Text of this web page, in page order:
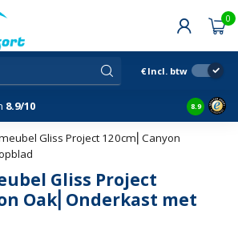
0
€ Incl. btw
8.9/10 8.9
Gliss Project 120cm⎢Canyon
Gliss Project
Oak⎢Onderkast met